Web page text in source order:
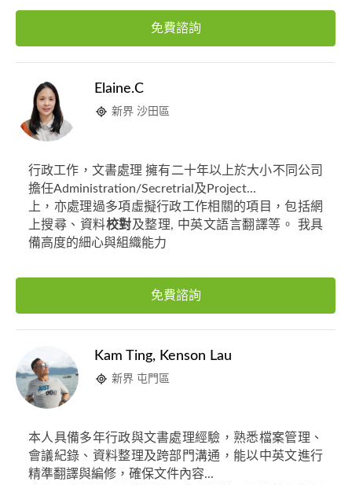
免費諮詢
Elaine.C
新界 沙田區
行政工作，文書處理 擁有二十年以上於大小不同公司
擔任Administration/Secretrial及Project...
上，亦處理過多項虛擬行政工作相關的項目，包括網
上搜尋、資料校對及整理, 中英文語言翻譯等。 我具
備高度的細心與組織能力
免費諮詢
Kam Ting, Kenson Lau
新界 屯門區
本人具備多年行政與文書處理經驗，熟悉檔案管理、
會議紀錄、資料整理及跨部門溝通，能以中英文進行
精準翻譯與編修，確保文件內容...